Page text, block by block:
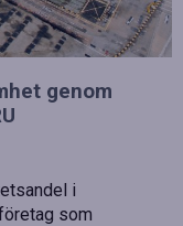
genom
i
som